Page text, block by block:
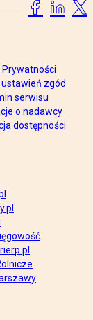
Prywatności
zgód
serwisu
o nadawcy
dostępności